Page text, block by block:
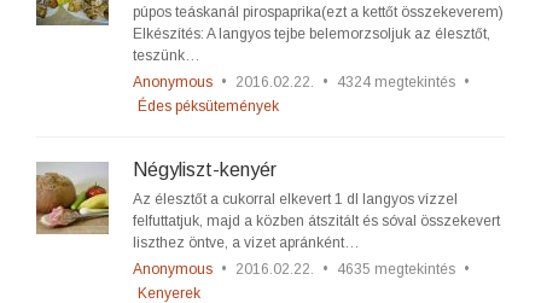
púpos teáskanál pirospaprika(ezt a kettőt összekeverem)
Elkészítés: A langyos tejbe belemorzsoljuk az élesztőt,
teszünk…
Anonymous • 2016.02.22. • 4324 megtekintés •
Édes péksütemények
Négyliszt-kenyér
Az élesztőt a cukorral elkevert 1 dl langyos vízzel
felfuttatjuk, majd a közben átszitált és sóval összekevert
liszthez öntve, a vizet apránként…
Anonymous • 2016.02.22. • 4635 megtekintés •
Kenyerek